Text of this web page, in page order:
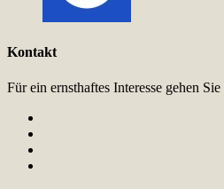
Kontakt
Für ein ernsthaftes Interesse gehen